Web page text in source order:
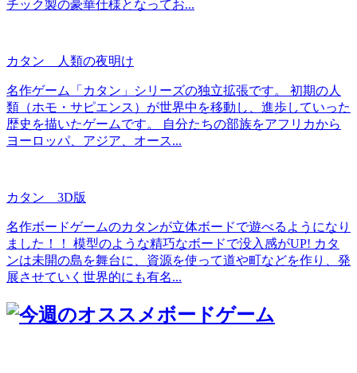
チック製の豪華仕様となってお...
カタン 人類の夜明け
名作ゲーム「カタン」シリーズの独立拡張です。 初期の人
類（ホモ・サピエンス）が世界中を移動し、進歩していった
歴史を描いたゲームです。 自分たちの部族をアフリカから
ヨーロッパ、アジア、オース...
カタン 3D版
名作ボードゲームのカタンが立体ボードで遊べるようになり
ました！！ 模型のような精巧なボードで没入感がUP! カタ
ンは未開の島を舞台に、資源を使って道や町などを作り、発
展させていく世界的にも有名...